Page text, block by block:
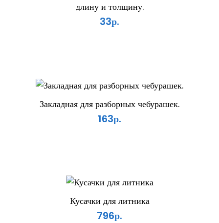
длину и толщину.
33р.
Закладная для разборных чебурашек.
163р.
Кусачки для литника
796р.